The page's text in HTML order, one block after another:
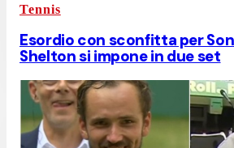
Tennis
Esordio con sconfitta per
Shelton si impone in due set